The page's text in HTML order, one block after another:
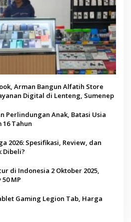
Arman Bangun Alfatih Store
Digital di Lenteng, Sumenep
Perlindungan Anak, Batasi Usia
Tahun
2026: Spesifikasi, Review, dan
Dibeli?
di Indonesia 2 Oktober 2025,
MP
Gaming Legion Tab, Harga